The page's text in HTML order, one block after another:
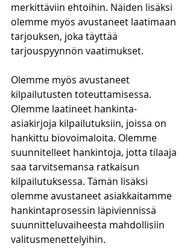
merkittäviin ehtoihin. Näiden lisäksi
olemme myös avustaneet laatimaan
tarjouksen, joka täyttää
tarjouspyynnön vaatimukset.
Olemme myös avustaneet
kilpailutusten toteuttamisessa.
Olemme laatineet hankinta-
asiakirjoja kilpailutuksiin, joissa on
hankittu biovoimaloita. Olemme
suunnitelleet hankintoja, jotta tilaaja
saa tarvitsemansa ratkaisun
kilpailutuksessa. Tämän lisäksi
olemme avustaneet asiakkaitamme
hankintaprosessin läpiviennissä
suunnitteluvaiheesta mahdollisiin
valitusmenettelyihin.